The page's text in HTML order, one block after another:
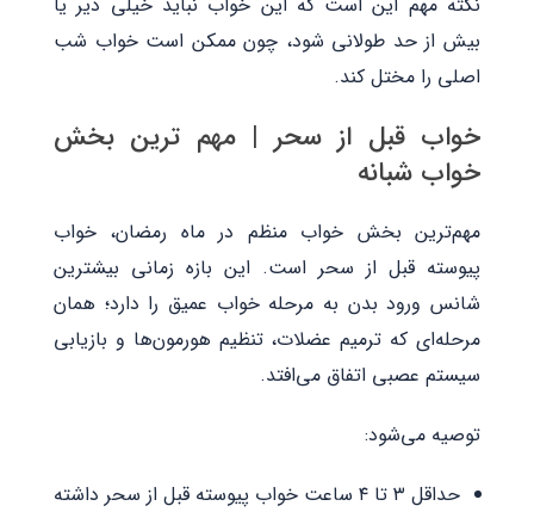
بیش از حد طولانی شود، چون ممکن است خواب شب
اصلی را مختل کند.
خواب قبل از سحر | مهم‌ ترین بخش
خواب شبانه
مهم‌ترین بخش خواب منظم در ماه رمضان، خواب
پیوسته قبل از سحر است. این بازه زمانی بیشترین
شانس ورود بدن به مرحله خواب عمیق را دارد؛ همان
مرحله‌ای که ترمیم عضلات، تنظیم هورمون‌ها و بازیابی
سیستم عصبی اتفاق می‌افتد.
توصیه می‌شود:
حداقل ۳ تا ۴ ساعت خواب پیوسته قبل از سحر داشته